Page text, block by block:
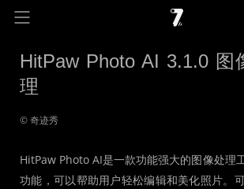
HitPaw Photo AI 3.1.0 图
理
© 奇迹秀
HitPaw Photo AI是一款功能强大的图像处理
功能，可以帮助用户轻松编辑和美化照片。